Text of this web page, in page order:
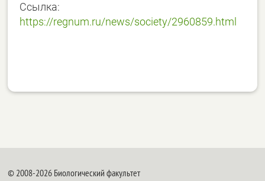
Ссылка:
https://regnum.ru/news/society/2960859.html
© 2008-2026 Биологический факультет